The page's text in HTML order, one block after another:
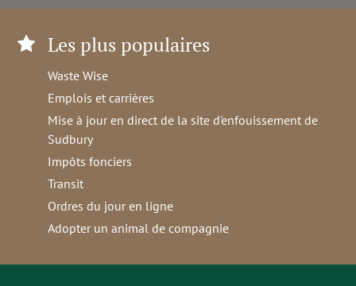
Les plus populaires
Waste Wise
Emplois et carrières
Mise à jour en direct de la site d'enfouissement de
Sudbury
Impôts fonciers
Transit
Ordres du jour en ligne
Adopter un animal de compagnie